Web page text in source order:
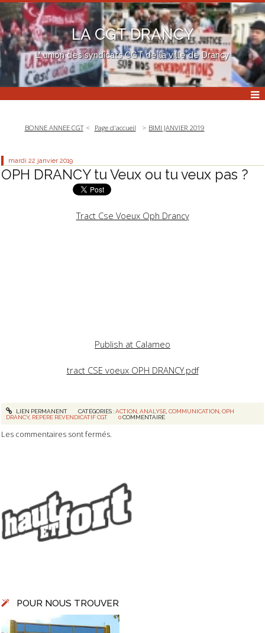
LA CGT DRANCY
L' union des syndicats CGT de la ville de Drancy
POUR NOUS TROUVER
BONNE ANNEE CGT Page d'accueil BIMI JANVIER 2019
mardi 22 janvier 2019
OPH DRANCY tu Veux ou tu veux pas ?
Tract Cse Voeux Oph Drancy
Publish at Calameo
tract CSE voeux OPH DRANCY.pdf
LIEN PERMANENT CATÉGORIES :ACTION ANALYSE, COMMUNICATION OPH
DRANCY, REPERE REVENDICATIF CGT 0 COMMENTAIRE
Les commentaires sont fermés.